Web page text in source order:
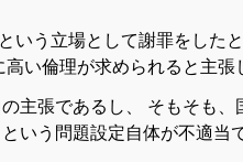
という 立場として謝罪を した と
高い倫理が求められる と 主張
の主張である し そ もそも
という 問題設定自体が不適当